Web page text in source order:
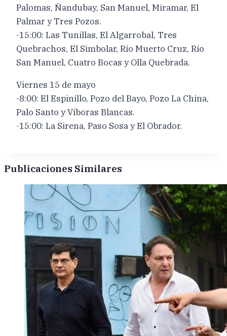
Palomas, Ñandubay, San Manuel, Miramar, El
Palmar y Tres Pozos.
-15:00: Las Tunillas, El Algarrobal, Tres
Quebrachos, El Simbolar, Río Muerto Cruz, Río
San Manuel, Cuatro Bocas y Olla Quebrada.
Viernes 15 de mayo
-8:00: El Espinillo, Pozo del Bayo, Pozo La China,
Palo Santo y Víboras Blancas.
-15:00: La Sirena, Paso Sosa y El Obrador.
Publicaciones Similares